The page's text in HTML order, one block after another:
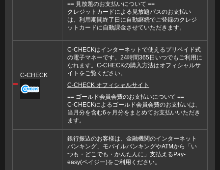
== 見放題のお支払いについて ==
クレジットカードによる見放題パスのお支払い
は、利用期間終了日に自動継続でご登録のクレジ
ットカードに自動課金させていただきます。
C-CHECK
C-CHECKはインターネットで使えるプリペイド式
の電子マネーです。24時間365日いつでもご利用に
なれます。C-CHECKの購入方法はオフィシャルサ
イトをご覧ください。
C-CHECK オフィシャルサイト
== ゴールド会員会費のお支払いについて ==
C-CHECKによるゴールド会員会費のお支払いは、
当月分を含む6ヶ月分をまとめてお支払いいただき
ます。
銀行振込のお客様は、金融機関のインターネット
バンキング、モバイルバンキングやATMから「い
つも・どこでも・かんたんに」支払えるPay-
easy(ペイジー)をご利用ください。